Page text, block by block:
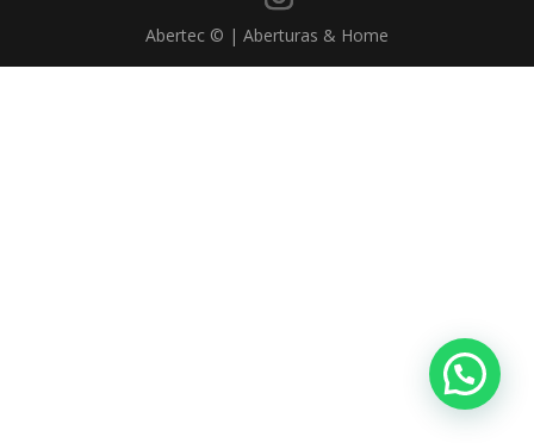
Abertec © | Aberturas & Home